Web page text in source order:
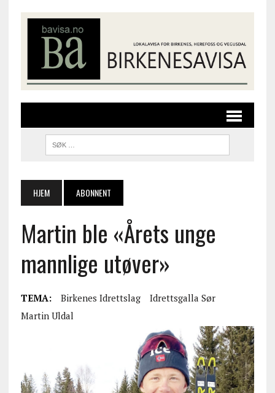
HJEM ABONNENT
Martin ble «Årets unge
mannlige utøver»
TEMA: Birkenes Idrettslag
Idrettsgalla Sør
Martin Uldal